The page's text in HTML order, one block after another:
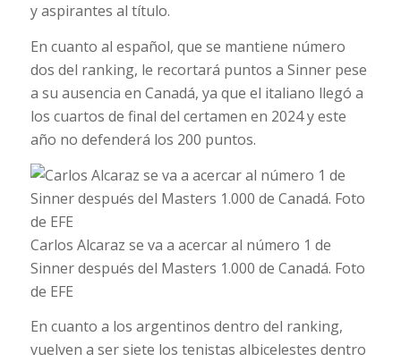
y aspirantes al título.
En cuanto al español, que se mantiene número
dos del ranking, le recortará puntos a Sinner pese
a su ausencia en Canadá, ya que el italiano llegó a
los cuartos de final del certamen en 2024 y este
año no defenderá los 200 puntos.
Carlos Alcaraz se va a acercar al número 1 de
Sinner después del Masters 1.000 de Canadá. Foto
de EFE
En cuanto a los argentinos dentro del ranking,
vuelven a ser siete los tenistas albicelestes dentro